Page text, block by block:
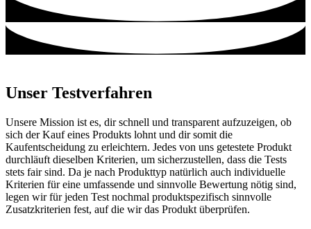
Unser Testverfahren
Unsere Mission ist es, dir schnell und transparent aufzuzeigen, ob
sich der Kauf eines Produkts lohnt und dir somit die
Kaufentscheidung zu erleichtern. Jedes von uns getestete Produkt
durchläuft dieselben Kriterien, um sicherzustellen, dass die Tests
stets fair sind. Da je nach Produkttyp natürlich auch individuelle
Kriterien für eine umfassende und sinnvolle Bewertung nötig sind,
legen wir für jeden Test nochmal produktspezifisch sinnvolle
Zusatzkriterien fest, auf die wir das Produkt überprüfen.